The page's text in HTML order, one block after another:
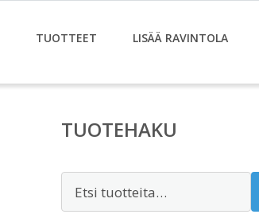
TUOTTEET LISÄÄ RAVINTOLA
TUOTEHAKU